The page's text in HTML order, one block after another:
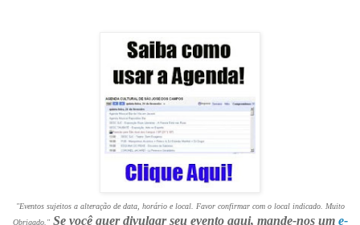
"Eventos sujeitos a alteração de data, horário e local. Favor confirmar com o local indicado. Muito
Obrigado." Se você quer divulgar seu evento aqui, mande-nos um e-